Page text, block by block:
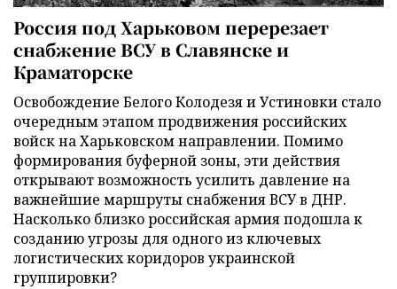
Россия под Харьковом перерезает
снабжение ВСУ в Славянске и
Краматорске
Освобождение Белого Колодезя и Устиновки стало
очередным этапом продвижения российских
войск на Харьковском направлении. Помимо
формирования буферной зоны, эти действия
открывают возможность усилить давление на
важнейшие маршруты снабжения ВСУ в ДНР.
Насколько близко российская армия подошла к
созданию угрозы для одного из ключевых
логистических коридоров украинской
группировки?